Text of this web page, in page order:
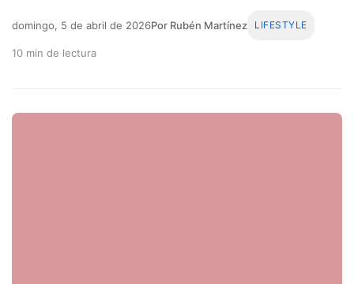
domingo, 5 de abril de 2026Por Rubén Martínez LIFESTYLE
10 min de lectura